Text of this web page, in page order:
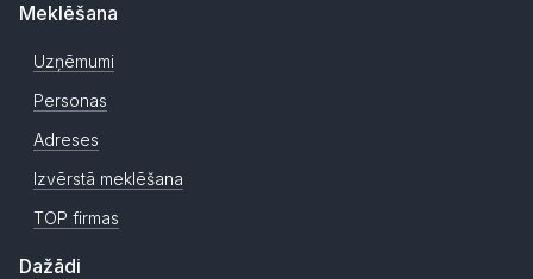
Meklēšana
Uzņēmumi
Personas
Adreses
Izvērstā meklēšana
TOP firmas
Dažādi